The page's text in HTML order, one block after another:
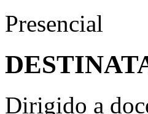
Presencial
Dirigido a